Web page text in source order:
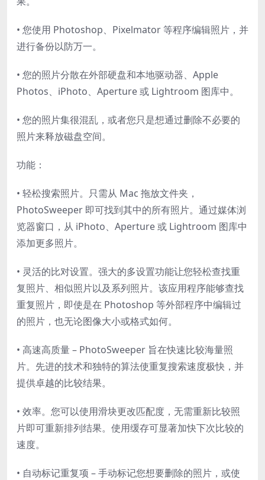
• 您使用 Photoshop、Pixelmator 等程序编辑照片，并
进行备份以防万一。
• 您的照片分散在外部硬盘和本地驱动器、Apple
Photos、iPhoto、Aperture 或 Lightroom 图库中。
• 您的照片集很混乱，或者您只是想通过删除不必要的
照片来释放磁盘空间。
功能：
• 轻松搜索照片。只需从 Mac 拖放文件夹，
PhotoSweeper 即可找到其中的所有照片。通过媒体浏
览器窗口，从 iPhoto、Aperture 或 Lightroom 图库中
添加更多照片。
• 灵活的比对设置。强大的多设置功能让您轻松查找重
复照片、相似照片以及系列照片。该应用程序能够查找
重复照片，即使是在 Photoshop 等外部程序中编辑过
的照片，也无论图像大小或格式如何。
• 高速高质量 – PhotoSweeper 旨在快速比较海量照
片。先进的技术和独特的算法使重复搜索速度极快，并
提供卓越的比较结果。
• 效率。您可以使用滑块更改匹配度，无需重新比较照
片即可重新排列结果。使用缓存可显著加快下次比较的
速度。
• 自动标记重复项 – 手动标记您想要删除的照片，或使